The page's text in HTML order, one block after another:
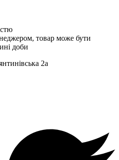
товар може бути
доби
2а